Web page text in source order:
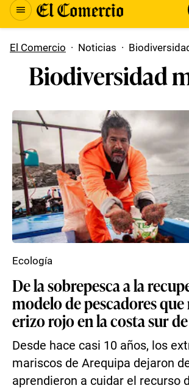
El Comercio · Noticias ·
Biodiversidad
De la sobrepesca a la
modelo de pescadores que
erizo rojo en la costa sur
Desde hace casi 10 años, los
mariscos de Arequipa dejaron
aprendieron a cuidar el recurso
Ecología